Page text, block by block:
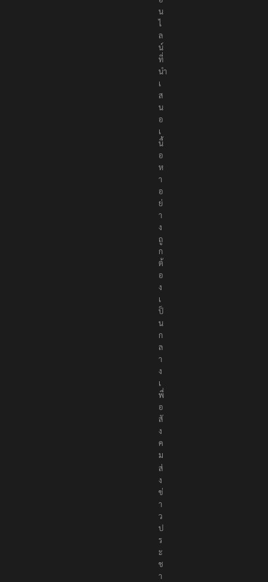
อ
น
ไ
ล
น์
ที่
นำ
เ
ส
น
อ
เ
นื้
อ
ห
า
อ
ย่
า
ง
ถู
ก
ต้
อ
ง
เ
ป็
น
ก
ล
า
ง
เ
พื่
อ
สั
ง
ค
ม
ส่
ง
ข่
า
ว
ป
ร
ะ
ช